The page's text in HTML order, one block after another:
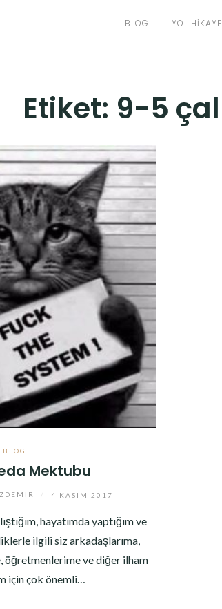
BLOG YOL
Etiket: 9-5
BLOG
Mektubu
4 KASIM 2017
hayatımda yaptığım ve
ilgili siz arkadaşlarıma,
öğretmenlerime ve diğer ilham
için çok önemli…